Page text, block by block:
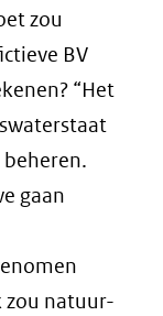
zou
BV
“Het
gaan
zou natuur-